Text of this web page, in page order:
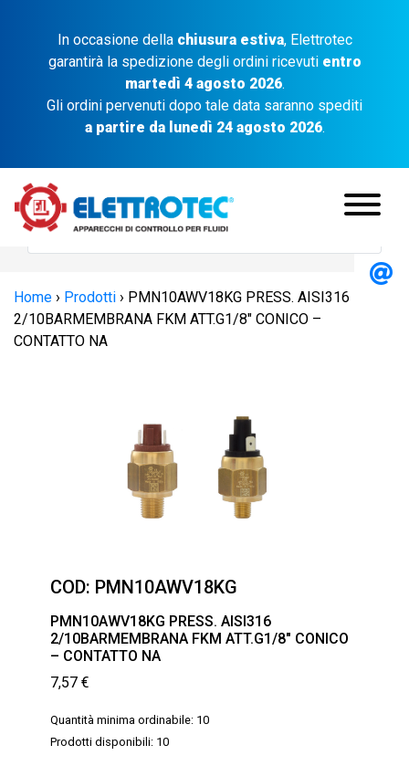
In occasione della chiusura estiva, Elettrotec
garantirà la spedizione degli ordini ricevuti entro
martedì 4 agosto 2026.
Gli ordini pervenuti dopo tale data saranno spediti
a partire da lunedì 24 agosto 2026.
Home › Prodotti › PMN10AWV18KG PRESS. AISI316
2/10BARMEMBRANA FKM ATT.G1/8″ CONICO –
CONTATTO NA
COD: PMN10AWV18KG
PMN10AWV18KG PRESS. AISI316
2/10BARMEMBRANA FKM ATT.G1/8″ CONICO
– CONTATTO NA
7,57 €
Quantità minima ordinabile: 10
Prodotti disponibili: 10